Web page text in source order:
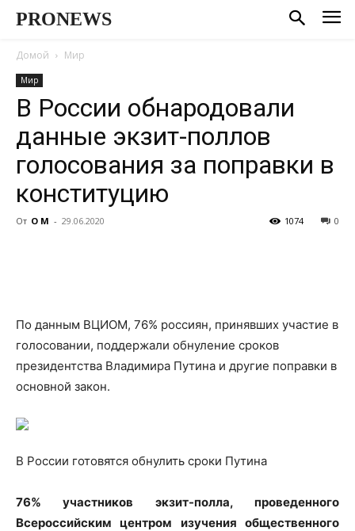
PRONEWS
Домой Мир
Мир
В России обнародовали
данные экзит-поллов
голосования за поправки в
конституцию
От О М - 29.06.2020 0
1074
По данным ВЦИОМ, 76% россиян, принявших участие в
голосовании, поддержали обнуление сроков
президентства Владимира Путина и другие поправки в
основной закон.
В России готовятся обнулить сроки Путина
76% участников экзит-полла, проведенного
Всероссийским центром изучения общественного